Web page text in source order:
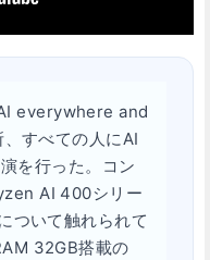
everywhere and
すべての人にAI
を行った。コン
AI 400シリー
ついて触れられて
32GB搭載の